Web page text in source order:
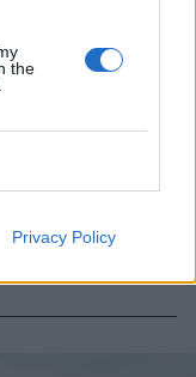
the
Privacy Policy
műtétet